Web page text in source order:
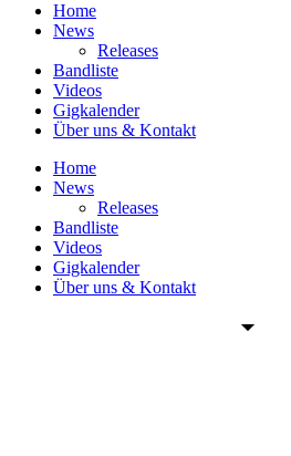
Home
News
Releases
Bandliste
Videos
Gigkalender
Über uns & Kontakt
Home
News
Releases
Bandliste
Videos
Gigkalender
Über uns & Kontakt